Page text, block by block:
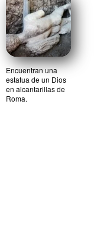
Encuentran una
estatua de un Dios
en alcantarillas de
Roma.